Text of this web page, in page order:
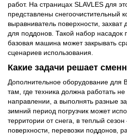
работ. На страницах SLAVLES для
представлены снегоочистительный
выравниватель поверхности,
для поддонов. Такой набор насадок
базовая машина может закрывать
сценариев использования.
Какие задачи решает
Дополнительное оборудование для
там, где техника должна работать
направлении, а выполнять разные
зимний период погрузчик может
территории от снега, в теплый
поверхности, перевозки поддонов,